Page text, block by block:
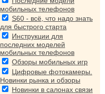
мобильных телефонов
S60 - всё, что надо знать
для быстрого старта
Инструкции для
последних моделей
мобильных телефонов
Обзоры мобильных игр
Цифровые фотокамеры.
Новинки рынка и обзоры
Новинки в салонах связи